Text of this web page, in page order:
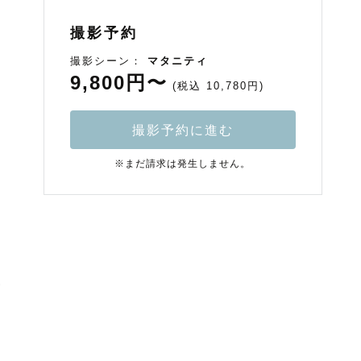
撮影予約
撮影シーン： マタニティ
9,800円〜 (税込 10,780円)
撮影予約に進む
※まだ請求は発生しません。